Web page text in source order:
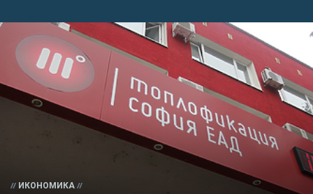
ИКОНОМИКА